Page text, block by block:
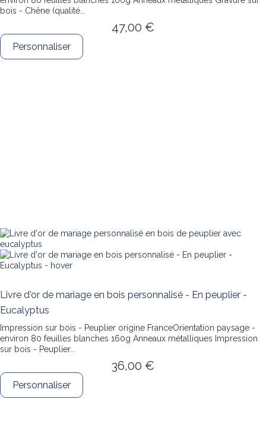
bois - Chêne (qualité...
47,00 €
Personnaliser
Livre d'or de mariage en bois personnalisé - En peuplier -
Eucalyptus
Impression sur bois - Peuplier origine FranceOrientation paysage -
environ 80 feuilles blanches 160g Anneaux métalliques Impression
sur bois - Peuplier...
36,00 €
Personnaliser